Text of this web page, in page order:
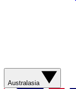
Australasia